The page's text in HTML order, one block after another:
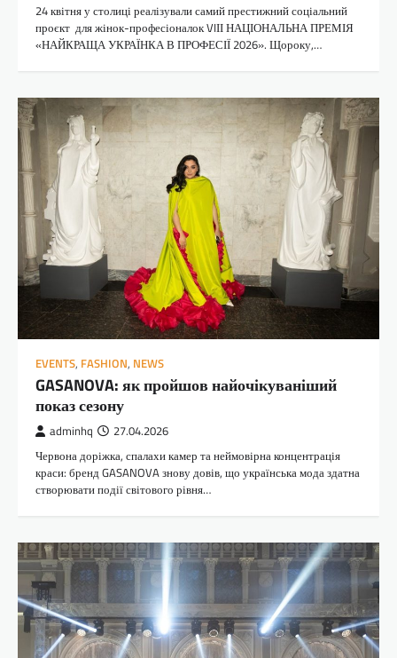
24 квітня у столиці реалізували самий престижний соціальний
проєкт для жінок-професіоналок VIІІ НАЦІОНАЛЬНА ПРЕМІЯ
«НАЙКРАЩА УКРАЇНКА В ПРОФЕСІЇ 2026». Щороку,…
EVENTS, FASHION, NEWS
GASANOVA: як пройшов найочікуваніший
показ сезону
adminhq 27.04.2026
Червона доріжка, спалахи камер та неймовірна концентрація
краси: бренд GASANOVA знову довів, що українська мода здатна
створювати події світового рівня…